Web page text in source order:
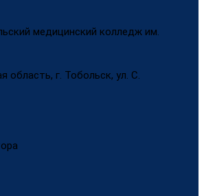
медицинский колледж им.
область, г. Тобольск, ул. С.